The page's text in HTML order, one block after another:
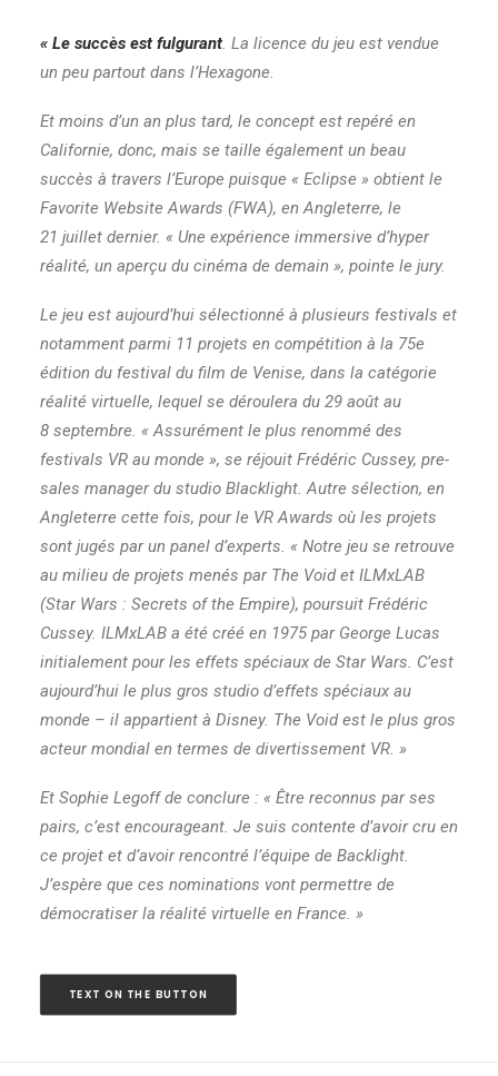
« Le succès est fulgurant. La licence du jeu est vendue
un peu partout dans l’Hexagone.
Et moins d’un an plus tard, le concept est repéré en
Californie, donc, mais se taille également un beau
succès à travers l’Europe puisque « Eclipse » obtient le
Favorite Website Awards (FWA), en Angleterre, le
21 juillet dernier. « Une expérience immersive d’hyper
réalité, un aperçu du cinéma de demain », pointe le jury.
Le jeu est aujourd’hui sélectionné à plusieurs festivals et
notamment parmi 11 projets en compétition à la 75e
édition du festival du film de Venise, dans la catégorie
réalité virtuelle, lequel se déroulera du 29 août au
8 septembre. « Assurément le plus renommé des
festivals VR au monde », se réjouit Frédéric Cussey, pre-
sales manager du studio Blacklight. Autre sélection, en
Angleterre cette fois, pour le VR Awards où les projets
sont jugés par un panel d’experts. « Notre jeu se retrouve
au milieu de projets menés par The Void et ILMxLAB
(Star Wars : Secrets of the Empire), poursuit Frédéric
Cussey. ILMxLAB a été créé en 1975 par George Lucas
initialement pour les effets spéciaux de Star Wars. C’est
aujourd’hui le plus gros studio d’effets spéciaux au
monde – il appartient à Disney. The Void est le plus gros
acteur mondial en termes de divertissement VR. »
Et Sophie Legoff de conclure : « Être reconnus par ses
pairs, c’est encourageant. Je suis contente d’avoir cru en
ce projet et d’avoir rencontré l’équipe de Backlight.
J’espère que ces nominations vont permettre de
démocratiser la réalité virtuelle en France. »
TEXT ON THE BUTTON